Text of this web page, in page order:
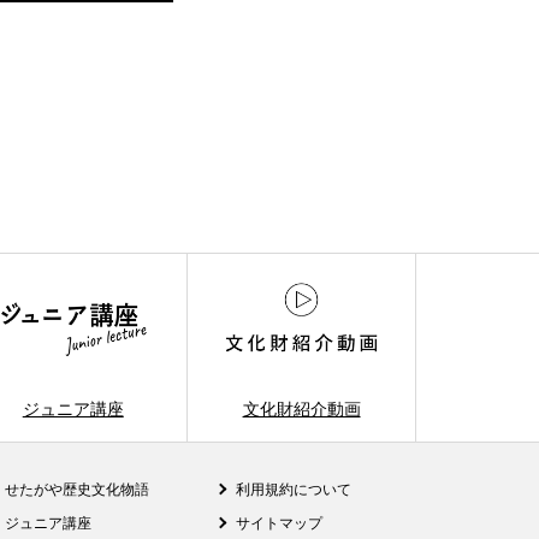
ジュニア講座 文化財紹介動画
せたがや歴史文化物語
ジュニア講座
利用規約について
サイトマップ